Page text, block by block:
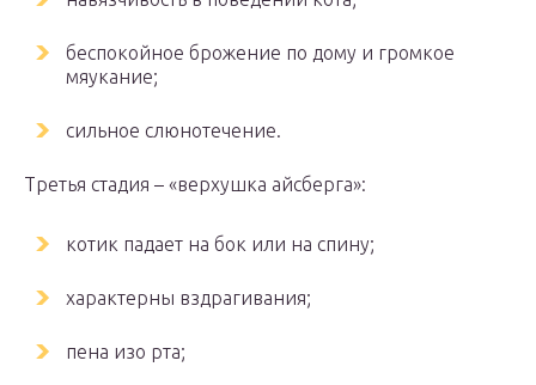
беспокойное брожение по дому и громкое
мяукание;
сильное слюнотечение.
Третья стадия – «верхушка айсберга»:
котик падает на бок или на спину;
характерны вздрагивания;
пена изо рта;